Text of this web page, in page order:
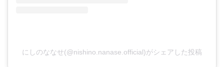
にしのななせ(@nishino.nanase.official)がシェアした投稿